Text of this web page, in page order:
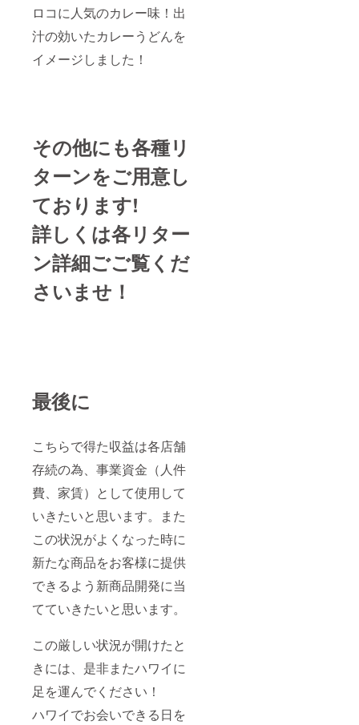
ロコに人気のカレー味！出
汁の効いたカレーうどんを
イメージしました！
その他にも各種リ
ターンをご用意し
ております!
詳しくは各リター
ン詳細ごご覧くだ
さいませ！
最後に
こちらで得た収益は各店舗
存続の為、事業資金（人件
費、家賃）として使用して
いきたいと思います。また
この状況がよくなった時に
新たな商品をお客様に提供
できるよう新商品開発に当
てていきたいと思います。
この厳しい状況が開けたと
きには、是非またハワイに
足を運んでください！
ハワイでお会いできる日を